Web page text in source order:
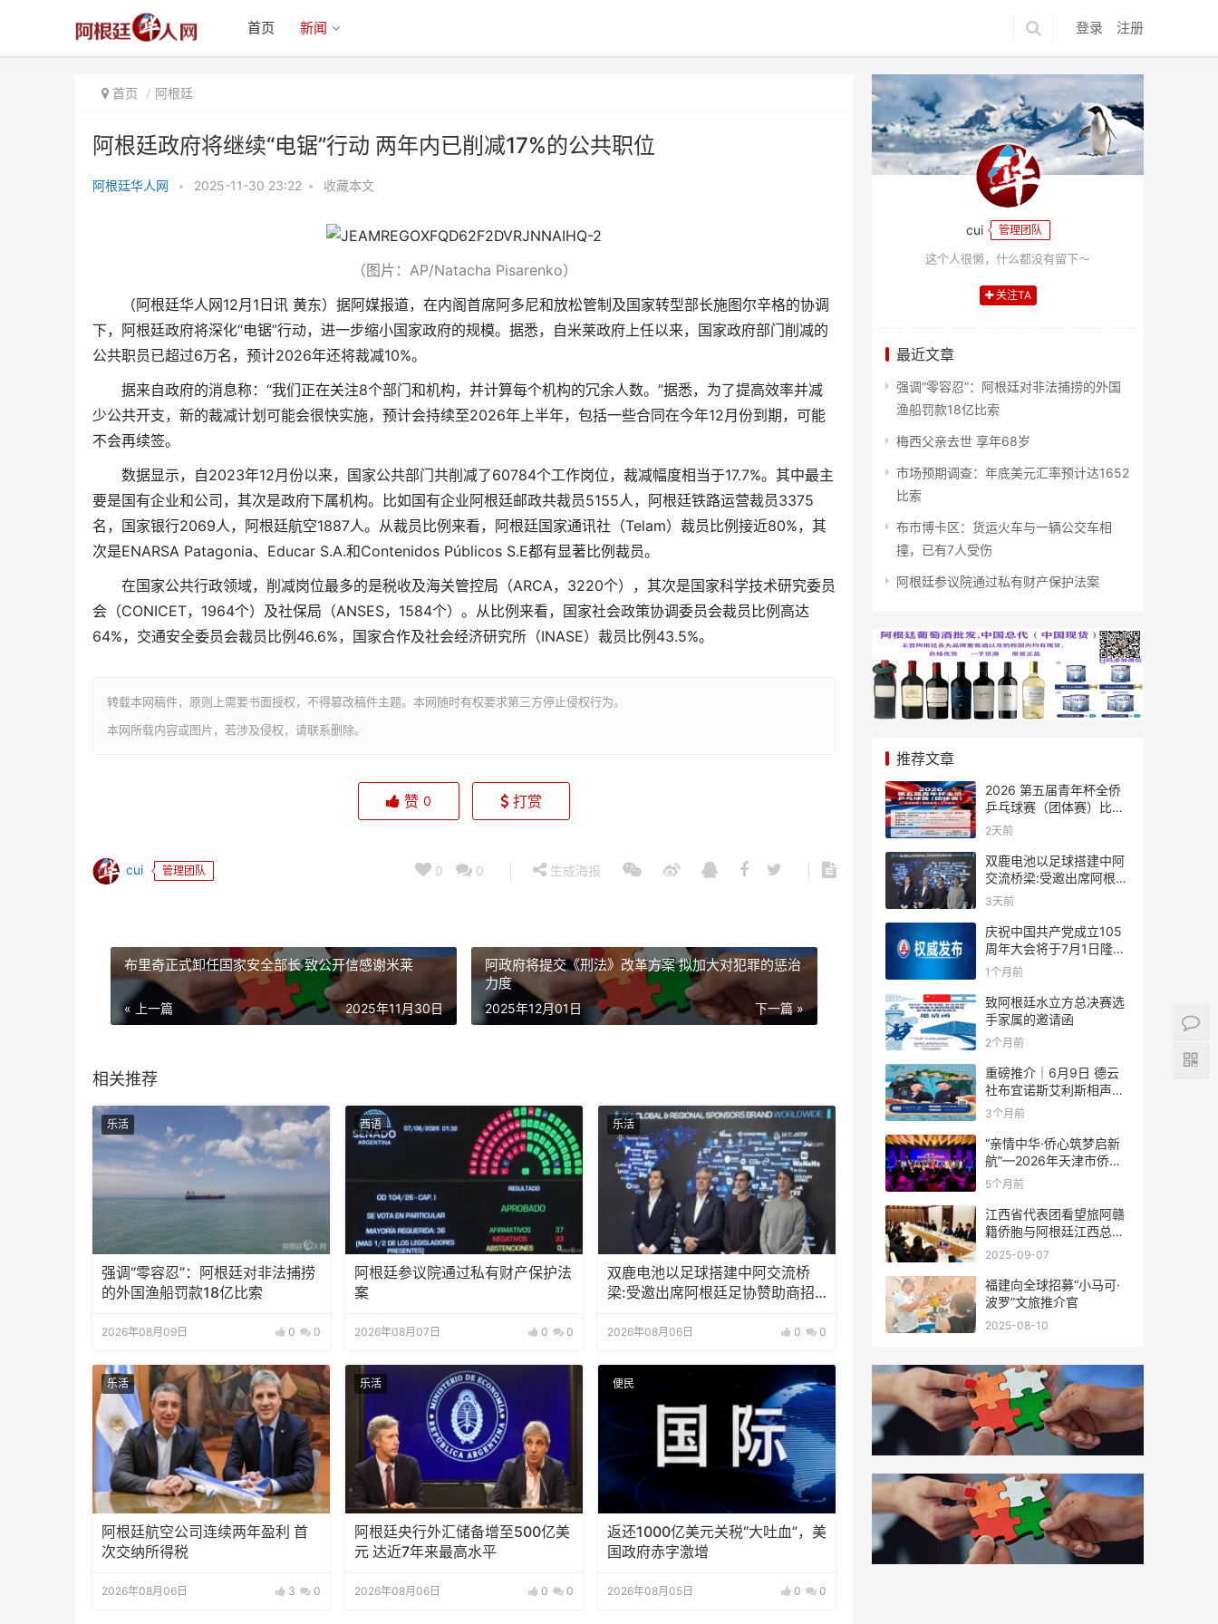
登录 注册
首页 新闻
首页 阿根廷
阿根廷政府将继续“电锯”行动 两年内已削减17%的公共职位
阿根廷华人网 • 2025-11-30 23:22 • 收藏本文
（图片：AP/Natacha Pisarenko）
（阿根廷华人网12月1日讯 黄东）据阿媒报道，在内阁首席阿多尼和放松管制及国家转型部长施图尔辛格的协调
下，阿根廷政府将深化“电锯”行动，进一步缩小国家政府的规模。据悉，自米莱政府上任以来，国家政府部门削减的
公共职员已超过6万名，预计2026年还将裁减10%。
据来自政府的消息称：“我们正在关注8个部门和机构，并计算每个机构的冗余人数。”据悉，为了提高效率并减
少公共开支，新的裁减计划可能会很快实施，预计会持续至2026年上半年，包括一些合同在今年12月份到期，可能
不会再续签。
数据显示，自2023年12月份以来，国家公共部门共削减了60784个工作岗位，裁减幅度相当于17.7%。其中最主
要是国有企业和公司，其次是政府下属机构。比如国有企业阿根廷邮政共裁员5155人，阿根廷铁路运营裁员3375
名，国家银行2069人，阿根廷航空1887人。从裁员比例来看，阿根廷国家通讯社（Telam）裁员比例接近80%，其
次是ENARSA Patagonia、Educar S.A.和Contenidos Públicos S.E都有显著比例裁员。
在国家公共行政领域，削减岗位最多的是税收及海关管控局（ARCA，3220个），其次是国家科学技术研究委员
会（CONICET，1964个）及社保局（ANSES，1584个）。从比例来看，国家社会政策协调委员会裁员比例高达
64%，交通安全委员会裁员比例46.6%，国家合作及社会经济研究所（INASE）裁员比例43.5%。
转载本网稿件，原则上需要书面授权，不得篡改稿件主题。本网随时有权要求第三方停止侵权行为。
本网所载内容或图片，若涉及侵权，请联系删除。
赞 0 打赏
cui 管理团队 0 0 生成海报
布里奇正式卸任国家安全部长 致公开信感谢米莱
« 上一篇 2025年11月30日
阿政府将提交《刑法》改革方案 拟加大对犯罪的惩治
力度
下一篇 »
2025年12月01日
相关推荐
乐活
强调“零容忍”：阿根廷对非法捕捞
的外国渔船罚款18亿比索
2026年08月09日 0 0
西语
阿根廷参议院通过私有财产保护法
案
2026年08月07日 0 0
乐活
双鹿电池以足球搭建中阿交流桥
梁:受邀出席阿根廷足协赞助商招
2026年08月06日 0 0
乐活
阿根廷航空公司连续两年盈利 首
次交纳所得税
2026年08月06日 3 0
乐活
阿根廷央行外汇储备增至500亿美
元 达近7年来最高水平
2026年08月06日 0 0
便民
返还1000亿美元关税“大吐血”，美
国政府赤字激增
2026年08月05日 0 0
cui 管理团队
这个人很懒，什么都没有留下～
关注TA
最近文章
强调“零容忍”：阿根廷对非法捕捞的外国
渔船罚款18亿比索
梅西父亲去世 享年68岁
市场预期调查：年底美元汇率预计达1652
比索
布市博卡区：货运火车与一辆公交车相
撞，已有7人受伤
阿根廷参议院通过私有财产保护法案
推荐文章
2026 第五届青年杯全侨
乒乓球赛（团体赛）比赛
规则
2天前
双鹿电池以足球搭建中阿
交流桥梁:受邀出席阿根廷
足协赞助商招待会！
3天前
庆祝中国共产党成立105
周年大会将于7月1日隆重
举行
1个月前
致阿根廷水立方总决赛选
手家属的邀请函
2个月前
重磅推介｜6月9日 德云
社布宜诺斯艾利斯相声专
场！国风曲艺邂逅南美风
结！
3个月前
“亲情中华·侨心筑梦启新
航”—2026年天津市侨界
新春联谊活动成功举办
5个月前
江西省代表团看望旅阿赣
籍侨胞与阿根廷江西总商
会座谈
2025-09-07
福建向全球招募“小马可·
波罗”文旅推介官
2025-08-10